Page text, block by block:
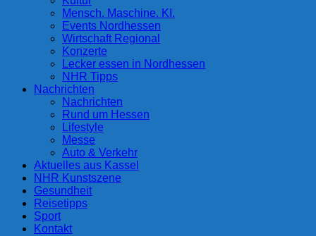
Mensch. Maschine. KI.
Events Nordhessen
Wirtschaft Regional
Konzerte
Lecker essen in Nordhessen
NHR Tipps
Nachrichten
Nachrichten
Rund um Hessen
Lifestyle
Messe
Auto & Verkehr
Aktuelles aus Kassel
NHR Kunstszene
Gesundheit
Reisetipps
Sport
Kontakt